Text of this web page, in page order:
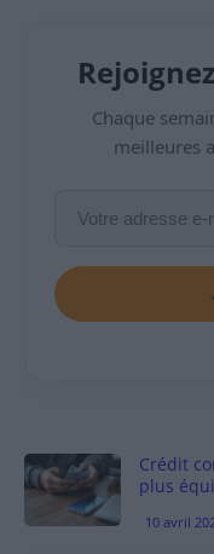
Chaque
meilleures
Crédit
plus
10 avril